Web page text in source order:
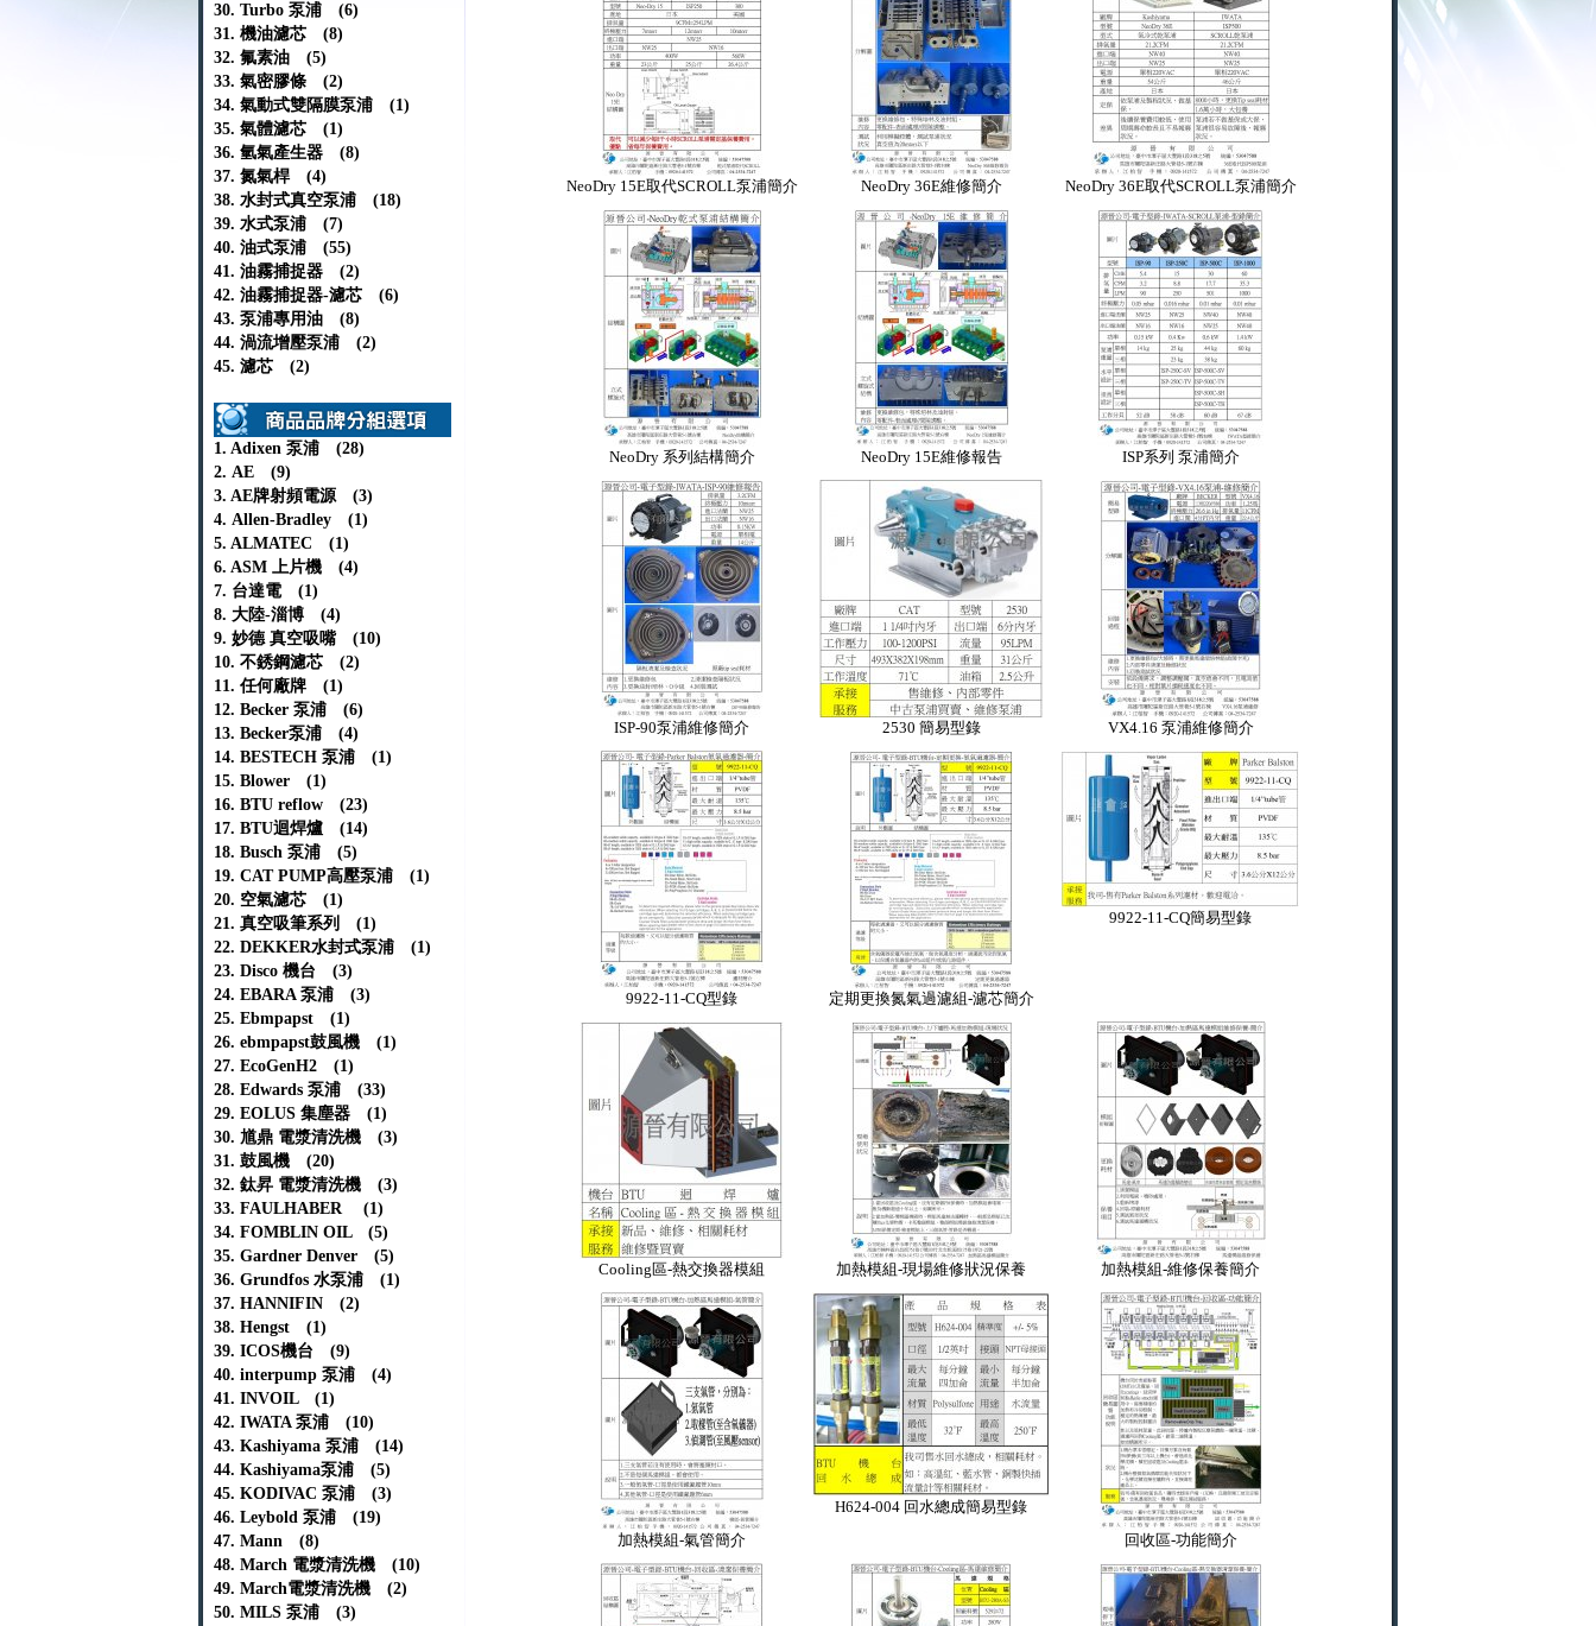
30. Turbo 泵浦 (6)
31. 機油濾芯 (8)
32. 氟素油 (5)
33. 氣密膠條 (2)
34. 氣動式雙隔膜泵浦 (1)
35. 氣體濾芯 (1)
36. 氫氣產生器 (8)
37. 氮氣桿 (4)
38. 水封式真空泵浦 (18)
39. 水式泵浦 (7)
40. 油式泵浦 (55)
41. 油霧捕捉器 (2)
42. 油霧捕捉器-濾芯 (6)
43. 泵浦專用油 (8)
44. 渦流增壓泵浦 (2)
45. 濾芯 (2)
1. Adixen 泵浦 (28)
2. AE (9)
3. AE牌射頻電源 (3)
4. Allen-Bradley (1)
5. ALMATEC (1)
6. ASM 上片機 (4)
7. 台達電 (1)
8. 大陸-淄博 (4)
9. 妙德 真空吸嘴 (10)
10. 不銹鋼濾芯 (2)
11. 任何廠牌 (1)
12. Becker 泵浦 (6)
13. Becker泵浦 (4)
14. BESTECH 泵浦 (1)
15. Blower (1)
16. BTU reflow (23)
17. BTU迴焊爐 (14)
18. Busch 泵浦 (5)
19. CAT PUMP高壓泵浦 (1)
20. 空氣濾芯 (1)
21. 真空吸筆系列 (1)
22. DEKKER水封式泵浦 (1)
23. Disco 機台 (3)
24. EBARA 泵浦 (3)
25. Ebmpapst (1)
26. ebmpapst鼓風機 (1)
27. EcoGenH2 (1)
28. Edwards 泵浦 (33)
29. EOLUS 集塵器 (1)
30. 馗鼎 電漿清洗機 (3)
31. 鼓風機 (20)
32. 鈦昇 電漿清洗機 (3)
33. FAULHABER (1)
34. FOMBLIN OIL (5)
35. Gardner Denver (5)
36. Grundfos 水泵浦 (1)
37. HANNIFIN (2)
38. Hengst (1)
39. ICOS機台 (9)
40. interpump 泵浦 (4)
41. INVOIL (1)
42. IWATA 泵浦 (10)
43. Kashiyama 泵浦 (14)
44. Kashiyama泵浦 (5)
45. KODIVAC 泵浦 (3)
46. Leybold 泵浦 (19)
47. Mann (8)
48. March 電漿清洗機 (10)
49. March電漿清洗機 (2)
50. MILS 泵浦 (3)
NeoDry 15E取代SCROLL泵浦簡介 NeoDry 36E維修簡介 NeoDry 36E取代SCROLL泵浦簡介
NeoDry 系列結構簡介 NeoDry 15E維修報告 ISP系列 泵浦簡介
ISP-90泵浦維修簡介 2530 簡易型錄 VX4.16 泵浦維修簡介
9922-11-CQ型錄 定期更換氮氣過濾組-濾芯簡介
9922-11-CQ簡易型錄
Cooling區-熱交換器模組 加熱模組-現場維修狀況保養 加熱模組-維修保養簡介
加熱模組-氣管簡介
H624-004 回水總成簡易型錄
回收區-功能簡介